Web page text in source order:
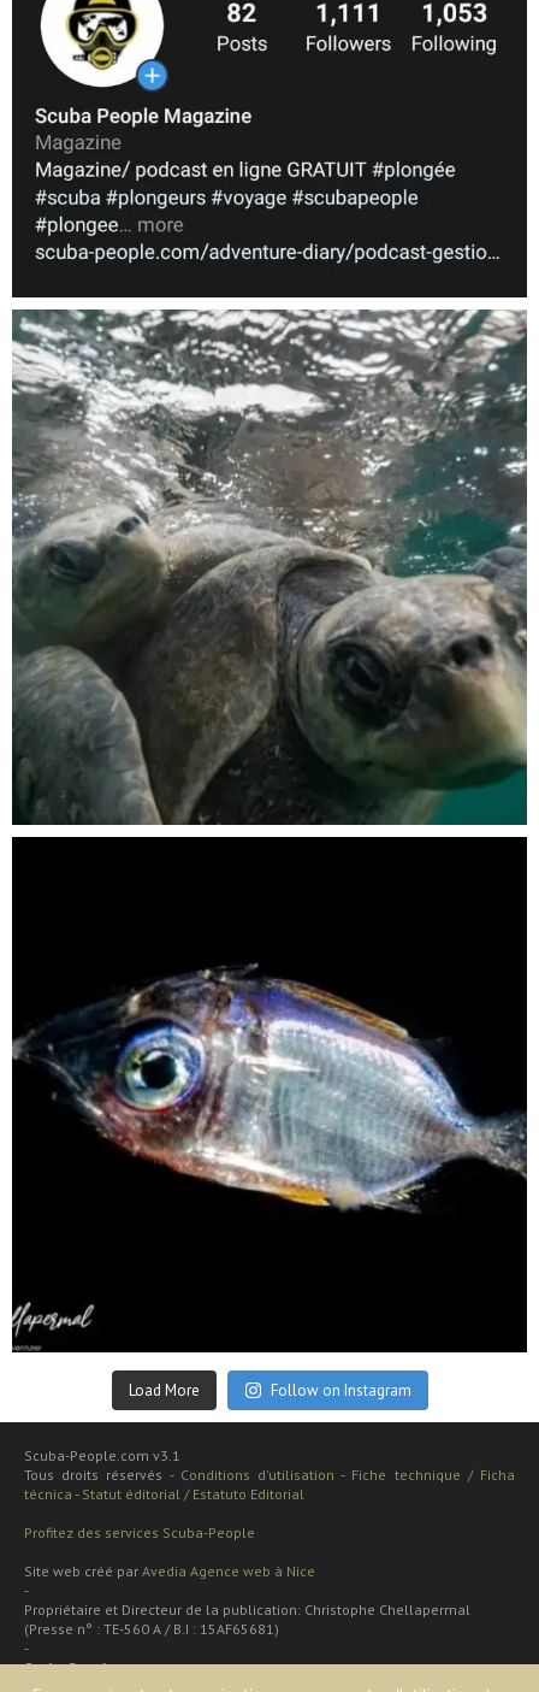
Nov 5
scuba_people_magazine
Sep 24
Load More Follow on Instagram
Scuba-People.com v3.1
Tous droits réservés - Conditions d'utilisation - Fiche technique / Ficha
técnica - Statut éditorial / Estatuto Editorial
Profitez des services Scuba-People
Site web créé par Avedia Agence web à Nice
-
Propriétaire et Directeur de la publication: Christophe Chellapermal
(Presse n° : TE-560 A / B.I : 15AF65681)
-
Scuba People
Rua cardal de são josé 48 apt